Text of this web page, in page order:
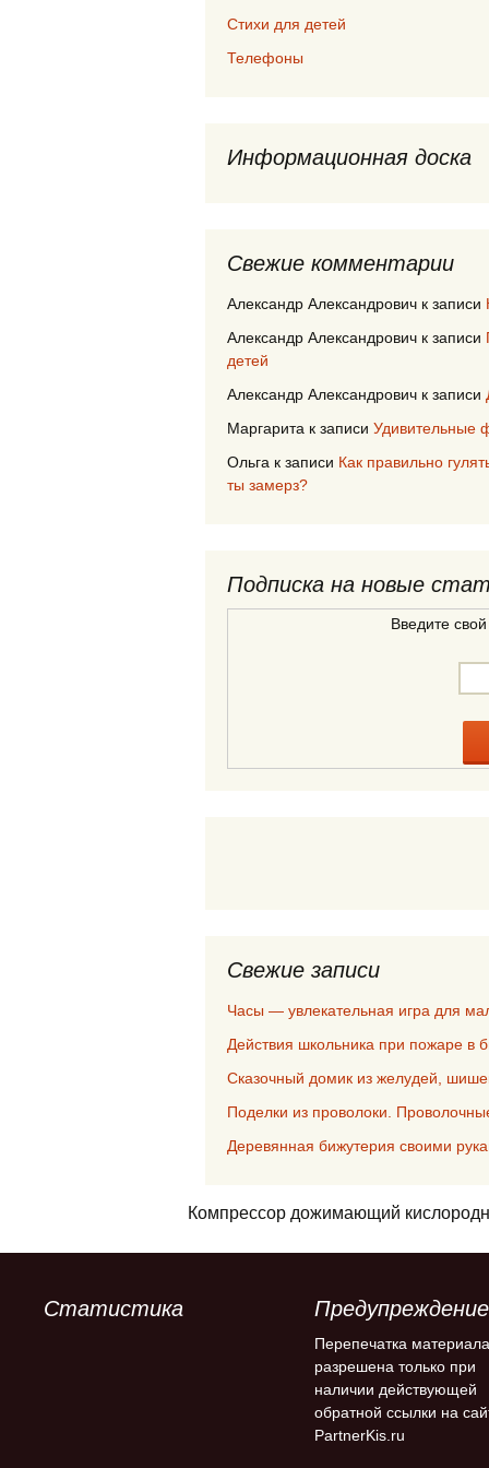
Стихи для детей
Телефоны
Информационная доска
Свежие комментарии
Александр Александрович к записи
Александр Александрович к записи
детей
Александр Александрович к записи
Маргарита к записи Удивительные
Ольга к записи Как правильно
ты замерз?
Подписка на новые
Введите
Свежие записи
Часы — увлекательная игра для
Действия школьника при пожаре в
Сказочный домик из желудей,
Поделки из проволоки.
Деревянная бижутерия своими
Компрессор дожимающий
Статистика Предупреждение
Перепечатка материала
разрешена только при
наличии действующей
обратной ссылки на
PartnerKis.ru